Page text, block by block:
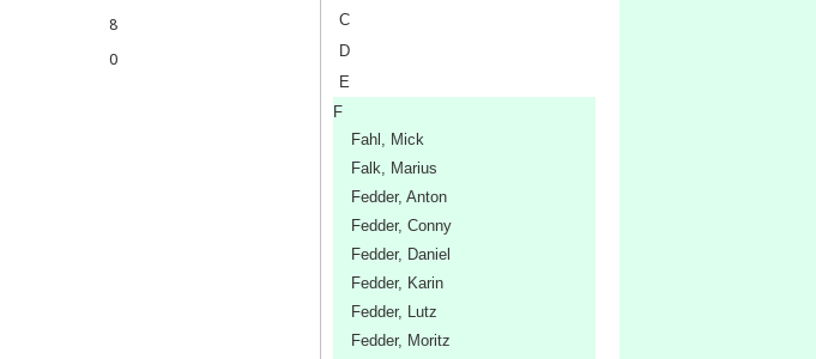
C
D
E
F
Fahl, Mick
Falk, Marius
Fedder, Anton
Fedder, Conny
Fedder, Daniel
Fedder, Karin
Fedder, Lutz
Fedder, Moritz
8
0